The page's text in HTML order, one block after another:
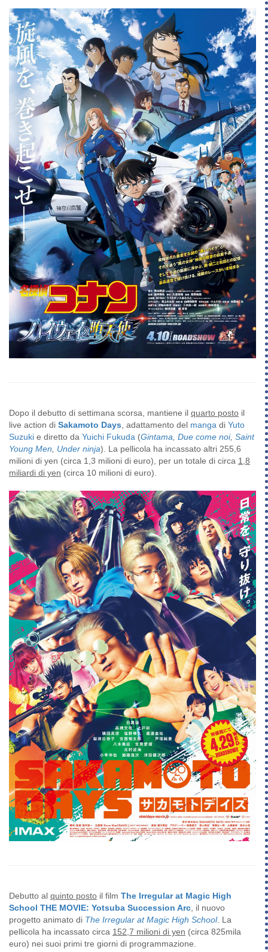
Dopo il debutto di settimana scorsa, mantiene il quarto posto il
live action di Sakamoto Days, adattamento del manga di Yuto
Suzuki e diretto da Yuichi Fukuda (Gintama, Due come noi, Saint
Young Men, Under ninja). La pellicola ha incassato altri 255,6
milioni di yen (circa 1,3 milioni di euro), per un totale di circa 1,8
miliardi di yen (circa 10 milioni di euro).
Debutto al quinto posto il film The Irregular at Magic High
School THE MOVIE: Yotsuba Succession Arc , il nuovo
progetto animato di The Irregular at Magic High School. La
pellicola ha incassato circa 152,7 milioni di yen (circa 825mila
euro) nei suoi primi tre giorni di programmazione.